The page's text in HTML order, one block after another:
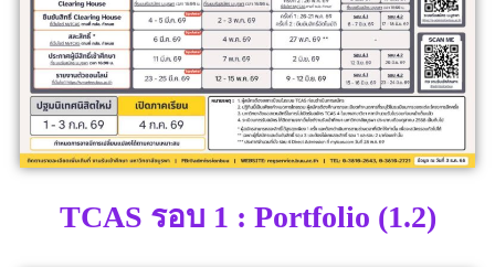
TCAS รอบ 1 : Portfolio (1.2)